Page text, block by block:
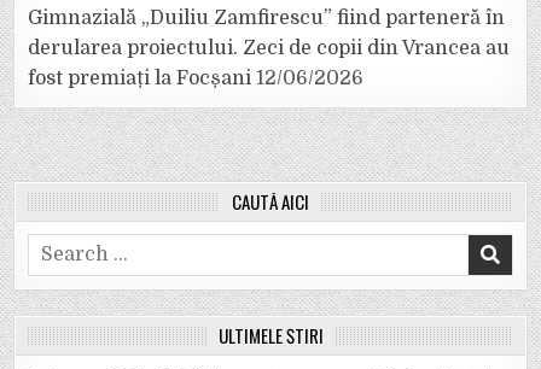
Gimnazială „Duiliu Zamfirescu” fiind parteneră în
derularea proiectului. Zeci de copii din Vrancea au
fost premiați la Focșani 12/06/2026
CAUTĂ AICI
Search
for:
ULTIMELE ȘTIRI